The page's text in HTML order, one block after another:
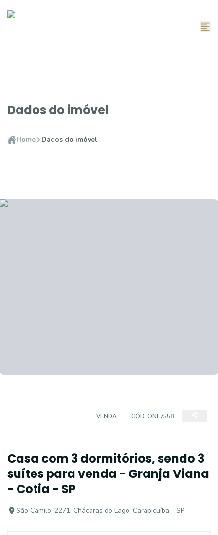
Dados do imóvel
Home Dados do imóvel
VENDA CÓD: ONE7558
Casa com 3 dormitórios, sendo 3
suítes para venda - Granja Viana
- Cotia - SP
São Camilo, 2271, Chácaras do Lago, Carapicuíba - SP